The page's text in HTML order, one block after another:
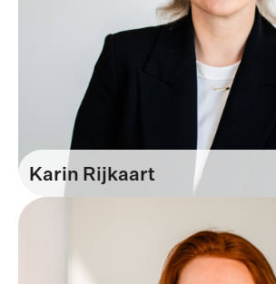
Karin Rijkaart
Business Development